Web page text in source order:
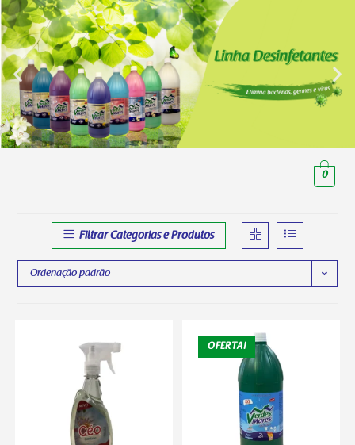
0
Filtrar Categorias e Produtos
Ordenação padrão
OFERTA!